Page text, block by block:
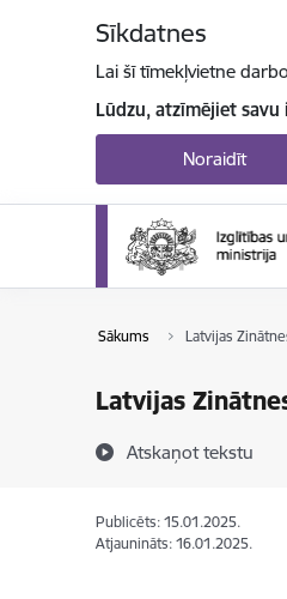
Sīkdatnes
Lai šī tīmekļvietne
Lūdzu, atzīmējiet savu
Noraidīt
Sākums Latvijas
Latvijas
Atskaņot tekstu
Publicēts: 15.01.2025.
Atjaunināts: 16.01.2025.